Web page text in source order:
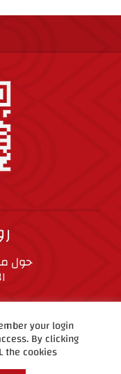
حول
CAP على وسائل التواصل الاجتماعي
your login
By clicking
the cookies.